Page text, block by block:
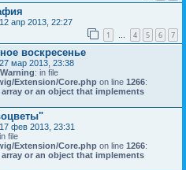
12 апр 2013, 22:27
1 4 5 6 7
воскресенье
27 мар 2013, 23:38
: in file
Extension/Core.php on line 1266:
or an object that implements
17 фев 2013, 23:31
file
Extension/Core.php on line 1266:
or an object that implements